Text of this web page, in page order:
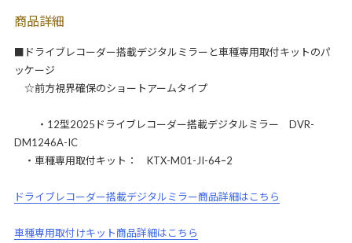
商品詳細
■ドライブレコーダー搭載デジタルミラーと車種専用取付キットのパ
ッケージ
☆前方視界確保のショートアームタイプ
・12型2025ドライブレコーダー搭載デジタルミラー DVR-
DM1246A-IC
・車種専用取付キット： KTX-M01-JI-64ｰ2
ドライブレコーダー搭載デジタルミラー商品詳細はこちら
車種専用取付けキット商品詳細はこちら